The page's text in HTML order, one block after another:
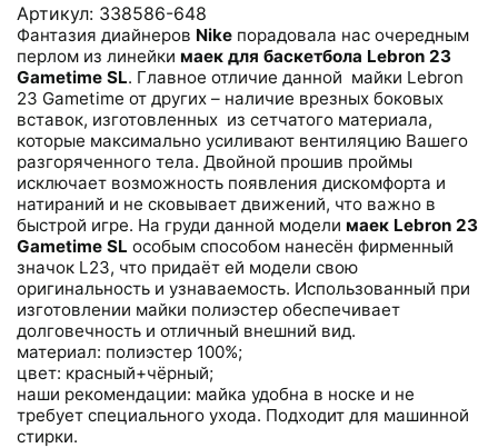
Aртикул: 338586-648
Фантазия диайнеров Nike порадовала нас очередным
перлом из линейки маек для баскетбола Lebron 23
Gametime SL. Главное отличие данной майки Lebron
23 Gametime от других – наличие врезных боковых
вставок, изготовленных из сетчатого материала,
которые максимально усиливают вентиляцию Вашего
разгоряченного тела. Двойной прошив проймы
исключает возможность появления дискомфорта и
натираний и не сковывает движений, что важно в
быстрой игре. На груди данной модели маек Lebron 23
Gametime SL особым способом нанесён фирменный
значок L23, что придаёт ей модели свою
оригинальность и узнаваемость. Использованный при
изготовлении майки полиэстер обеспечивает
долговечность и отличный внешний вид.
материал: полиэстер 100%;
цвет: красный+чёрный;
наши рекомендации: майка удобна в носке и не
требует специального ухода. Подходит для машинной
стирки.